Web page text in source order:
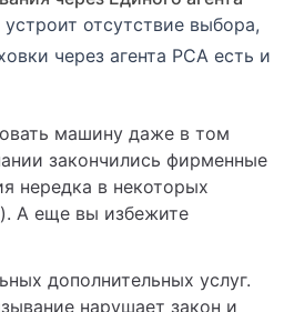
отсутствие выбора,
через агента РСА есть и
машину даже в том
закончились фирменные
нередка в некоторых
А еще вы избежите
дополнительных услуг.
нарушает закон и